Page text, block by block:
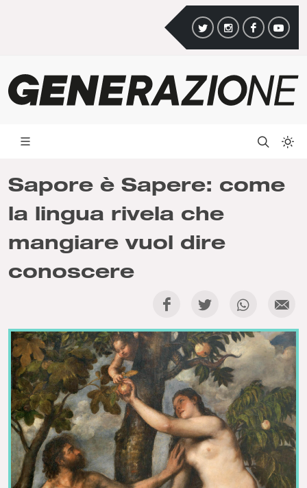
Sapore è Sapere: come
la lingua rivela che
mangiare vuol dire
conoscere